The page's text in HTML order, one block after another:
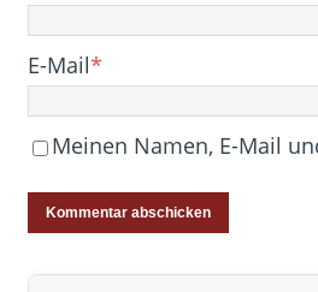
E-Mail*
Meinen Namen, E-Mail